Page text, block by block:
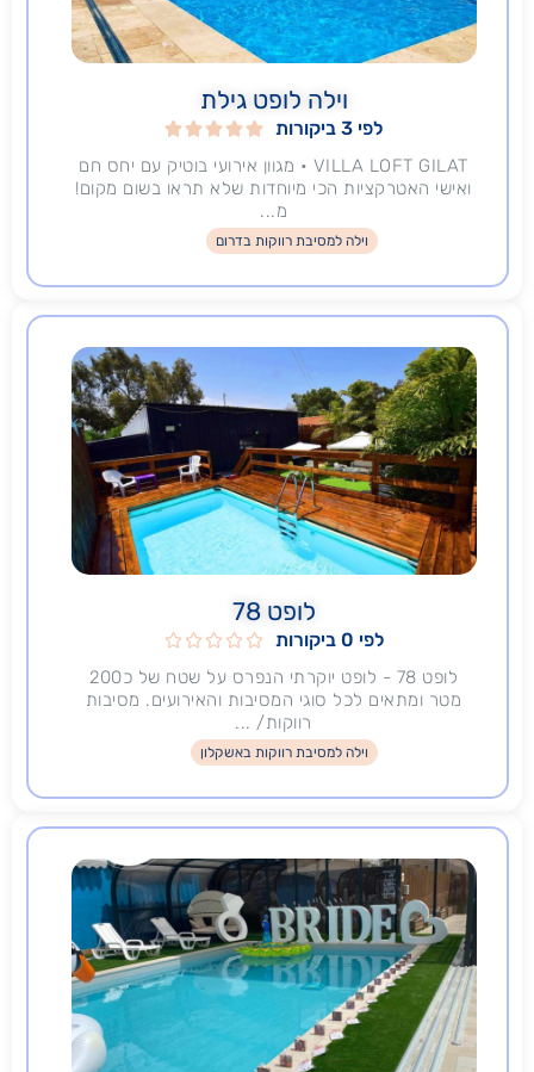
וילה לופט גילת
לפי 3 ביקורות 




VILLA LOFT GILAT • מגוון אירועי בוטיק עם יחס חם
ואישי האטרקציות הכי מיוחדות שלא תראו בשום מקום!
מ...
וילה למסיבת רווקות בדרום
לופט 78
לפי 0 ביקורות 




לופט 78 - לופט יוקרתי הנפרס על שטח של כ200
מטר ומתאים לכל סוגי המסיבות והאירועים. מסיבות
רווקות/ ...
וילה למסיבת רווקות באשקלון